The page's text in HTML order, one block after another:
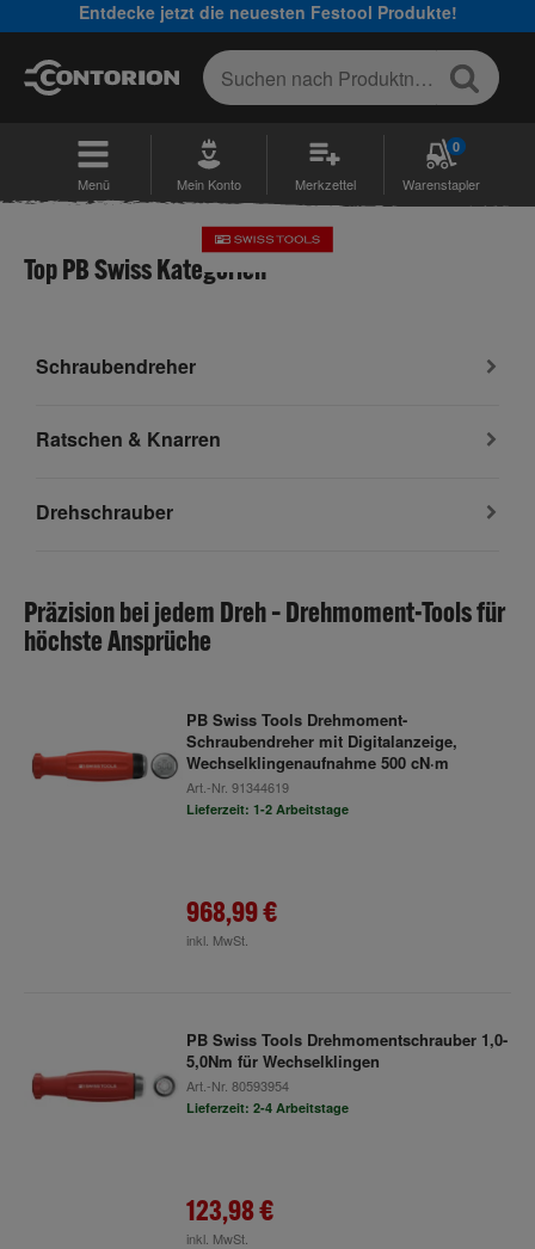
Entdecke jetzt die neuesten Festool Produkte!
Menü Mein Konto Merkzettel
0
Warenstapler
Top PB Swiss Kategorien
Schraubendreher
Ratschen & Knarren
Drehschrauber
Präzision bei jedem Dreh – Drehmoment-Tools für
höchste Ansprüche
PB Swiss Tools Drehmoment-
Schraubendreher mit Digitalanzeige,
Wechselklingenaufnahme 500 cN·m
Art.-Nr. 91344619
Lieferzeit: 1-2 Arbeitstage
968,99 €
inkl. MwSt.
PB Swiss Tools Drehmomentschrauber 1,0-
5,0Nm für Wechselklingen
Art.-Nr. 80593954
Lieferzeit: 2-4 Arbeitstage
123,98 €
inkl. MwSt.